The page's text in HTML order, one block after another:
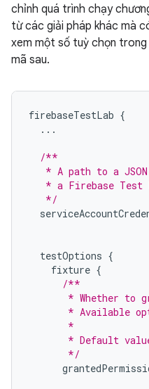
chỉnh quá trình chạy
từ các giải pháp khác mà
xem một số tuỳ chọn
mã sau.
firebaseTestLab {
...
/**
* A path to a
* a Firebase Test
   */
testOptions {
fixture {
/**
* Whether to
* Available
       *
* Default
       */